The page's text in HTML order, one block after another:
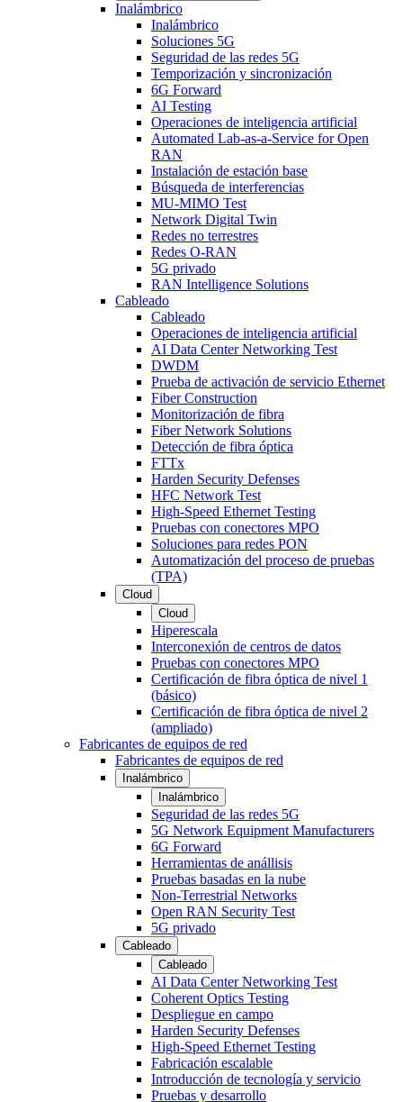
Inalámbrico
Inalámbrico
Soluciones 5G
Seguridad de las redes 5G
Temporización y sincronización
6G Forward
AI Testing
Operaciones de inteligencia artificial
Automated Lab-as-a-Service for Open
RAN
Instalación de estación base
Búsqueda de interferencias
MU-MIMO Test
Network Digital Twin
Redes no terrestres
Redes O-RAN
5G privado
RAN Intelligence Solutions
Cableado
Cableado
Operaciones de inteligencia artificial
AI Data Center Networking Test
DWDM
Prueba de activación de servicio Ethernet
Fiber Construction
Monitorización de fibra
Fiber Network Solutions
Detección de fibra óptica
FTTx
Harden Security Defenses
HFC Network Test
High-Speed Ethernet Testing
Pruebas con conectores MPO
Soluciones para redes PON
Automatización del proceso de pruebas
(TPA)
Cloud
Cloud
Hiperescala
Interconexión de centros de datos
Pruebas con conectores MPO
Certificación de fibra óptica de nivel 1
(básico)
Certificación de fibra óptica de nivel 2
(ampliado)
Fabricantes de equipos de red
Fabricantes de equipos de red
Inalámbrico
Inalámbrico
Seguridad de las redes 5G
5G Network Equipment Manufacturers
6G Forward
Herramientas de anállisis
Pruebas basadas en la nube
Non-Terrestrial Networks
Open RAN Security Test
5G privado
Cableado
Cableado
AI Data Center Networking Test
Coherent Optics Testing
Despliegue en campo
Harden Security Defenses
High-Speed Ethernet Testing
Fabricación escalable
Introducción de tecnología y servicio
Pruebas y desarrollo